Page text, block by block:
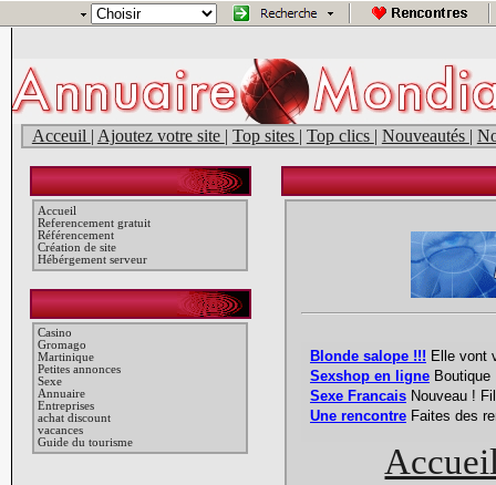
Acceuil | Ajoutez votre site | Top sites | Top clics | Nouveautés |
Accueil
Referencement gratuit
Référencement
Création de site
Hébérgement serveur
Casino
Gromago
Martinique
Petites annonces
Sexe
Annuaire
Entreprises
achat discount
vacances
Guide du tourisme